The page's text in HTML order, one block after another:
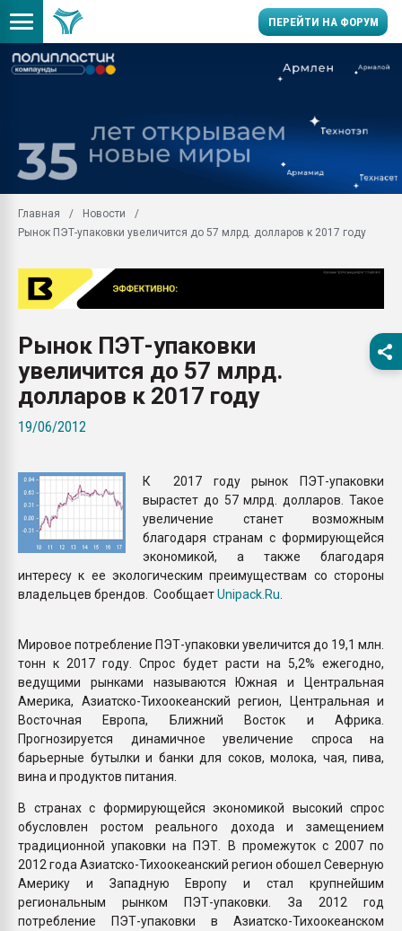
ПЕРЕЙТИ НА ФОРУМ
цикла
заводу пластмасс"
28.07.2026
28.07.2026
ситуацией на
ПЕРЕЙТИ НА
Главная
Новости
Рынок ПЭТ-упаковки увеличится до 57 млрд. долларов к 2017 году
Рынок ПЭТ-упаковки
увеличится до 57 млрд.
долларов к 2017 году
19/06/2012
К 2017 году рынок ПЭТ-упаковки
вырастет до 57 млрд. долларов. Такое
увеличение станет возможным
благодаря странам с формирующейся
экономикой, а также благодаря
интересу к ее экологическим преимуществам со стороны
владельцев брендов. СообщаетUnipack.Ru
Мировое потребление ПЭТ-упаковки увеличится до 19,1 млн.
тонн к 2017 году. Спрос будет расти на 5,2% ежегодно,
ведущими рынками называются Южная и Центральная
Америка, Азиатско-Тихоокеанский регион, Центральная и
Восточная Европа, Ближний Восток и Африка.
Прогнозируется динамичное увеличение спроса на
барьерные бутылки и банки для соков, молока, чая, пива,
вина и продуктов питания.
В странах с формирующейся экономикой высокий спрос
обусловлен ростом реального дохода и замещением
традиционной упаковки на ПЭТ. В промежуток с 2007 по
2012 года Азиатско-Тихоокеанский регион обошел Северную
Америку и Западную Европу и стал крупнейшим
региональным рынком ПЭТ-упаковки. За 2012 год
потребление ПЭТ-упаковки в Азиатско-Тихоокеанском